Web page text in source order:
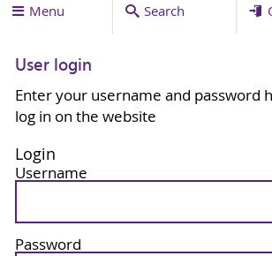
Menu Search
User login
Enter your username and password
log in on the website
Login
Username
Password